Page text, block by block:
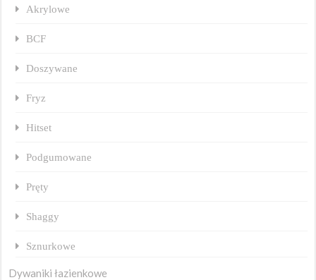
Akrylowe
BCF
Doszywane
Fryz
Hitset
Podgumowane
Pręty
Shaggy
Sznurkowe
Dywaniki łazienkowe